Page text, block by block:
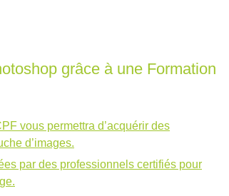
grâce à une Formation
vous permettra d’acquérir des
d’images.
par des professionnels certifiés pour